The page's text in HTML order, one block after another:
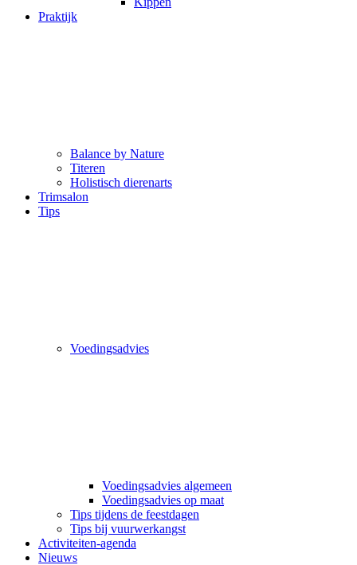
Praktijk
Balance by Nature
Titeren
Holistisch dierenarts
Trimsalon
Tips
Voedingsadvies
Voedingsadvies algemeen
Voedingsadvies op maat
Tips tijdens de feestdagen
Tips bij vuurwerkangst
Activiteiten-agenda
Nieuws